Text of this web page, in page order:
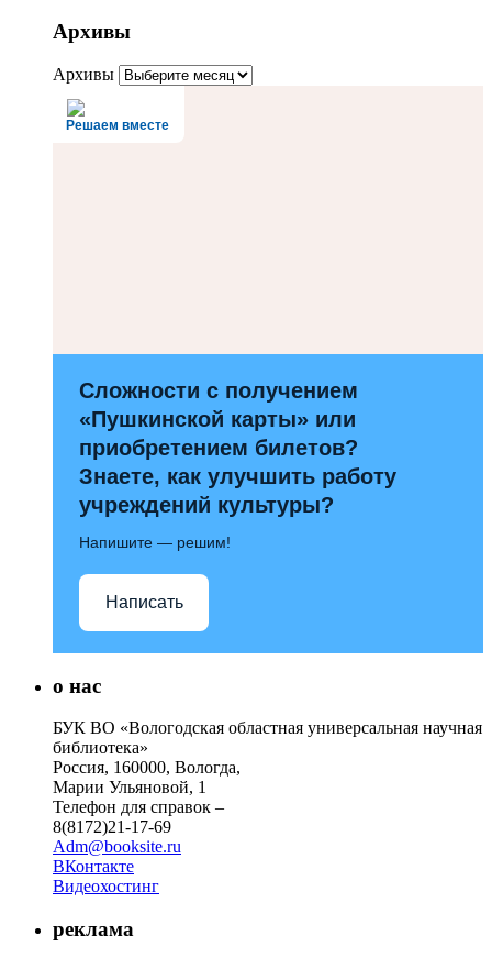
Архивы
Архивы
Решаем вместе
Сложности с получением
«Пушкинской карты» или
приобретением билетов?
Знаете, как улучшить работу
учреждений культуры?
Напишите — решим!
Написать
о нас
БУК ВО «Вологодская областная универсальная научная
библиотека»
Россия, 160000, Вологда,
Марии Ульяновой, 1
Телефон для справок –
8(8172)21-17-69
Adm@booksite.ru
ВКонтакте
Видеохостинг
реклама